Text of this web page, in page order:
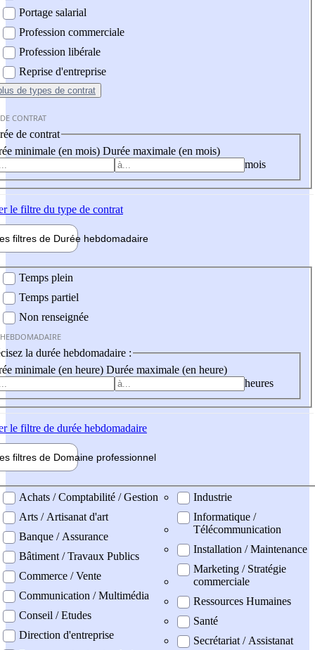
Portage salarial
Profession commerciale
Profession libérale
Reprise d'entreprise
de types de contrat
CONTRAT
de contrat
minimale (en mois) Durée maximale (en mois)
mois
le filtre du type de contrat
filtres de Durée hebdomadaire
Temps plein
Temps partiel
Non renseignée
la durée hebdomadaire :
minimale (en heure) Durée maximale (en heure)
heures
le filtre de durée hebdomadaire
filtres de Domaine professionnel
professionel
Achats / Comptabilité / Gestion
Arts / Artisanat d'art
Banque / Assurance
Bâtiment / Travaux Publics
Commerce / Vente
Communication / Multimédia
Conseil / Etudes
Direction d'entreprise
Industrie
Informatique /
Télécommunication
Installation / Maintenance
Marketing / Stratégie
commerciale
Ressources Humaines
Santé
Secrétariat / Assistanat